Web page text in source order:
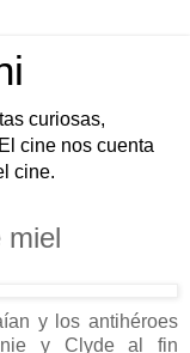
curiosas,
cine nos cuenta
cine.
miel
y los antihéroes
y Clyde al fin